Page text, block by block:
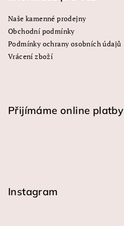
s
Naše kamenné prodejny
Obchodní podmínky
Podmínky ochrany osobních údajů
Vrácení zboží
Přijímáme online platby
Instagram